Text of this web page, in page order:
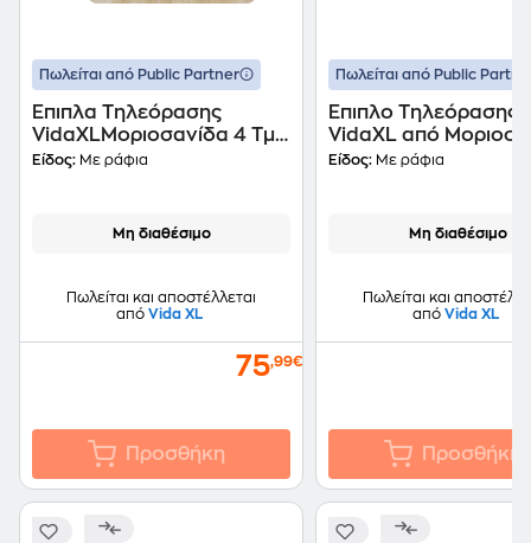
Πωλείται από Public Partner
Έπιπλα Τηλεόρασης
VidaXLΜοριοσανίδα 4 Τμχ
37x35x37cm - Γκρι
Είδος: Με ράφια
Μη διαθέσιμο
Πωλείται και αποστέλλεται
από Vida XL
75,99€
Προσθήκη
Πωλείται από Public
Έπιπλο Τηλεόρασης
VidaXL από
2 Τμχ 37x37x72cm -
Είδος: Με ράφια
Μη διαθέσιμο
Πωλείται και
από Vida XL
Προσθήκη